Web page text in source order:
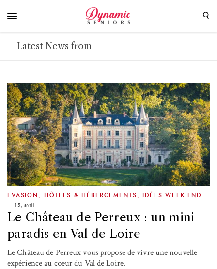
Latest News from
EVASION HÔTELS & HÉBERGEMENTS IDÉES WEEK-END
15, avril
Le Château de Perreux : un mini
paradis en Val de Loire
Le Château de Perreux vous propose de vivre une nouvelle
expérience au coeur du Val de Loire.